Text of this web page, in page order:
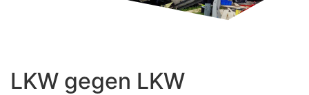
LKW gegen LKW